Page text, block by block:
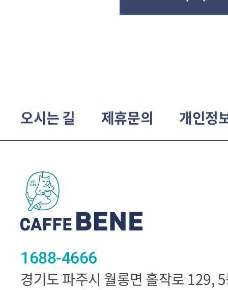
오시는 길 제휴문의 개인정
1688-4666
경기도 파주시 월롱면 홀작로 129,